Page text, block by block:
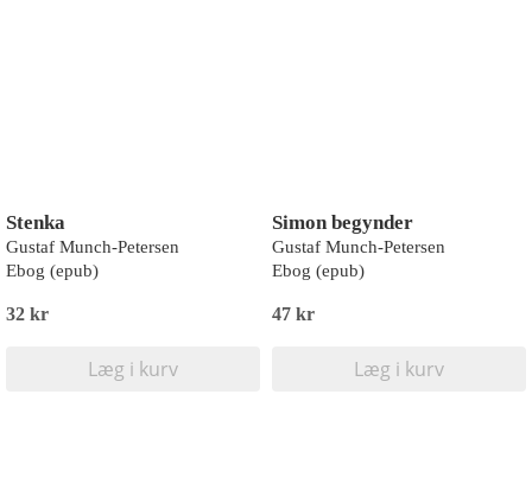
Stenka
Gustaf Munch-Petersen
Ebog (epub)
32 kr
Læg i kurv
Simon begynder
Gustaf Munch-Petersen
Ebog (epub)
47 kr
Læg i kurv